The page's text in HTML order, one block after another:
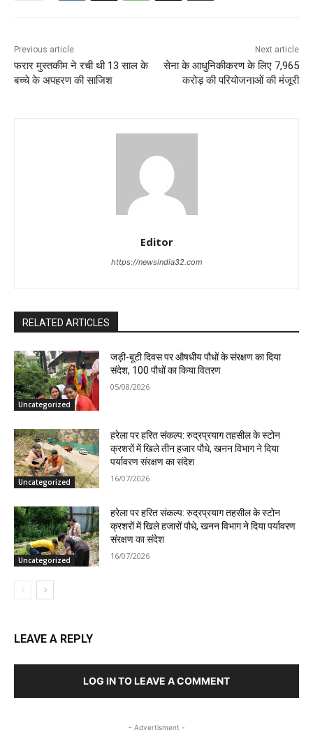
Previous article
फरार मुस्तकीम ने रची थी 13 साल के
बच्चे के अपहरण की साजिश
Next article
सेना के आधुनिकीकरण के लिए 7,965
करोड़ की परियोजनाओं की मंजूरी
Editor
https://newsindia32.com
RELATED ARTICLES
Uncategorized
जड़ी-बूटी दिवस पर औषधीय पौधों के संरक्षण का दिया
संदेश, 100 पौधों का किया वितरण
05/08/2026
Uncategorized
हरेला पर हरित संकल्प: रुद्रप्रयाग तहसील के स्टोन
क्रशरों में खिले तीन हजार पौधे, खनन विभाग ने दिया
पर्यावरण संरक्षण का संदेश
16/07/2026
Uncategorized
हरेला पर हरित संकल्प: रुद्रप्रयाग तहसील के स्टोन
क्रशरों में खिले हजारों पौधे, खनन विभाग ने दिया पर्यावरण
संरक्षण का संदेश
16/07/2026
LEAVE A REPLY
LOG IN TO LEAVE A COMMENT
- Advertisment -